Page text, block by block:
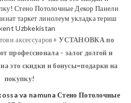
аксессуаров+УСТАНОВКАпо
профессионала - залог долгой и
это скидки и бонусы=подарки на
покупку!